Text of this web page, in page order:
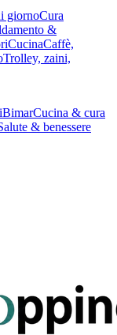
giornoCura
&
CucinaCaffè,
Trolley, zaini,
BimarCucina & cura
& benessere